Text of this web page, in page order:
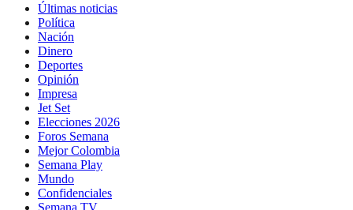
Últimas noticias
Política
Nación
Dinero
Deportes
Opinión
Impresa
Jet Set
Elecciones 2026
Foros Semana
Mejor Colombia
Semana Play
Mundo
Confidenciales
Semana TV